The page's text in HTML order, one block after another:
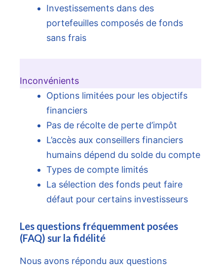
Investissements dans des
portefeuilles composés de fonds
sans frais
Inconvénients
Options limitées pour les objectifs
financiers
Pas de récolte de perte d’impôt
L’accès aux conseillers financiers
humains dépend du solde du compte
Types de compte limités
La sélection des fonds peut faire
défaut pour certains investisseurs
Les questions fréquemment posées
(FAQ) sur la fidélité
Nous avons répondu aux questions